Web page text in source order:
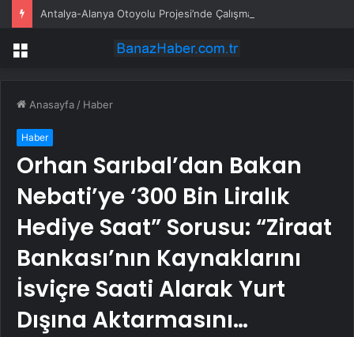
Menü
Anasayfa / Haber
Haber
Orhan Sarıbal’dan Bakan
Nebati’ye ‘300 Bin Liralık
Hediye Saat” Sorusu: “Ziraat
Bankası’nın Kaynaklarını
İsviçre Saati Alarak Yurt
Dışına Aktarmasını…